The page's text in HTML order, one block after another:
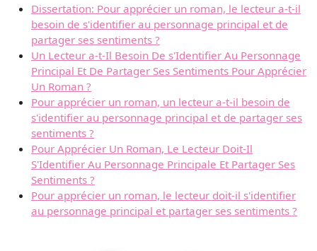
Dissertation: Pour apprécier un roman, le lecteur a-t-il
besoin de s'identifier au personnage principal et de
partager ses sentiments ?
Un Lecteur a-t-Il Besoin De s'Identifier Au Personnage
Principal Et De Partager Ses Sentiments Pour Apprécier
Un Roman ?
Pour apprécier un roman, un lecteur a-t-il besoin de
s'identifier au personnage principal et de partager ses
sentiments ?
Pour Apprécier Un Roman, Le Lecteur Doit-Il
S'Identifier Au Personnage Principale Et Partager Ses
Sentiments ?
Pour apprécier un roman, le lecteur doit-il s'identifier
au personnage principal et partager ses sentiments ?